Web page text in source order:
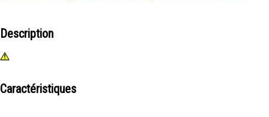
Description
Caractéristiques